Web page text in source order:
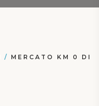
/ MERCATO KM 0 DI